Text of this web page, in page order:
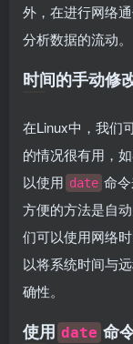
外，在进行网络
分析数据的流动。
时间的手动修
在Linux中，我们
的情况很有用，
以使用 date 命
方便的方法是自
们可以使用网络
以将系统时间与
确性。
使用 date 命